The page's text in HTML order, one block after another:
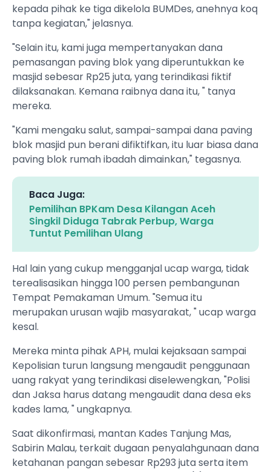
kepada pihak ke tiga dikelola BUMDes, anehnya koq
tanpa kegiatan," jelasnya.
"Selain itu, kami juga mempertanyakan dana
pemasangan paving blok yang diperuntukkan ke
masjid sebesar Rp25 juta, yang terindikasi fiktif
dilaksanakan. Kemana raibnya dana itu, " tanya
mereka.
"Kami mengaku salut, sampai-sampai dana paving
blok masjid pun berani difiktifkan, itu luar biasa dana
paving blok rumah ibadah dimainkan," tegasnya.
Baca Juga:
Pemilihan BPKam Desa Kilangan Aceh
Singkil Diduga Tabrak Perbup, Warga
Tuntut Pemilihan Ulang ‎
Hal lain yang cukup mengganjal ucap warga, tidak
terealisasikan hingga 100 persen pembangunan
Tempat Pemakaman Umum. "Semua itu
merupakan urusan wajib masyarakat, " ucap warga
kesal.
Mereka minta pihak APH, mulai kejaksaan sampai
Kepolisian turun langsung mengaudit penggunaan
uang rakyat yang terindikasi diselewengkan, "Polisi
dan Jaksa harus datang mengaudit dana desa eks
kades lama, " ungkapnya.
Saat dikonfirmasi, mantan Kades Tanjung Mas,
Sabirin Malau, terkait dugaan penyalahgunaan dana
ketahanan pangan sebesar Rp293 juta serta item